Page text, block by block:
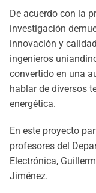
De acuerdo con la
investigación
innovación y
ingenieros
convertido en una
hablar de diversos
energética.
En este proyecto
profesores del
Electrónica,
Jiménez.